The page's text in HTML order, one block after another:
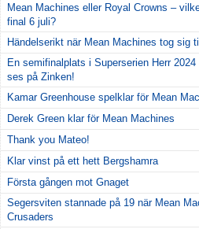
Mean Machines eller Royal Crowns –
final 6 juli?
Händelserikt när Mean Machines tog sig
En semifinalplats i Superserien Herr
ses på Zinken!
Kamar Greenhouse spelklar för Mean
Derek Green klar för Mean Machines
Thank you Mateo!
Klar vinst på ett hett Bergshamra
Första gången mot Gnaget
Segersviten stannade på 19 när Mean
Crusaders